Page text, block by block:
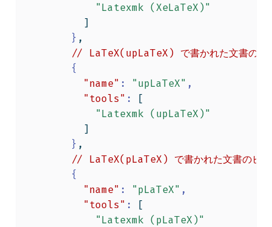
"Latexmk (XeLaTeX)"
]
} ,
//
LaTeX(upLaTeX) で書かれた文書のビ
{
"name" : "upLaTeX" ,
"tools" :
[
"Latexmk (upLaTeX)"
]
} ,
//
LaTeX(pLaTeX) で書かれた文書のビ
{
"name" : "pLaTeX" ,
"tools" :
[
"Latexmk (pLaTeX)"